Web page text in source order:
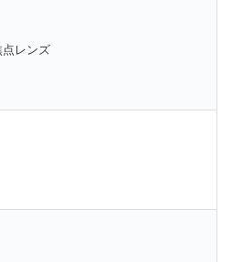
レンズ